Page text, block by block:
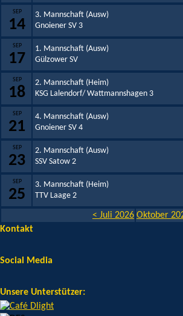
SEP
14
3. Mannschaft (Ausw)
Gnoiener SV 3
SEP
17
1. Mannschaft (Ausw)
Gülzower SV
SEP
18
2. Mannschaft (Heim)
KSG Lalendorf/ Wattmannshagen 3
SEP
21
4. Mannschaft (Ausw)
Gnoiener SV 4
SEP
23
2. Mannschaft (Ausw)
SSV Satow 2
SEP
25
3. Mannschaft (Heim)
TTV Laage 2
< Juli 2026 Oktober
Kontakt
Social Media
Unsere Unterstützer: